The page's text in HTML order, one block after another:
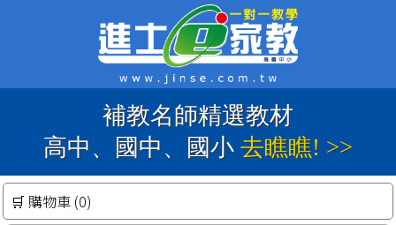
補教名師精選教材
高中、國中、國小去瞧瞧! >>
🛒 購物車 (0)